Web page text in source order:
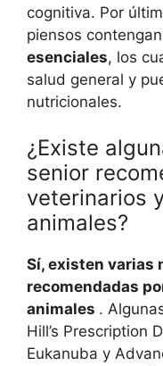
cognitiva. Por
piensos contengan
esenciales, los
salud general y
nutricionales.
¿Existe
senior
veterinarios
animales?
Sí, existen varias
recomendadas
animales .
Hill’s Prescription
Eukanuba y